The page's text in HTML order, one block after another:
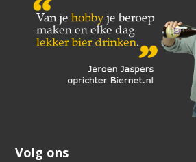
Volg ons